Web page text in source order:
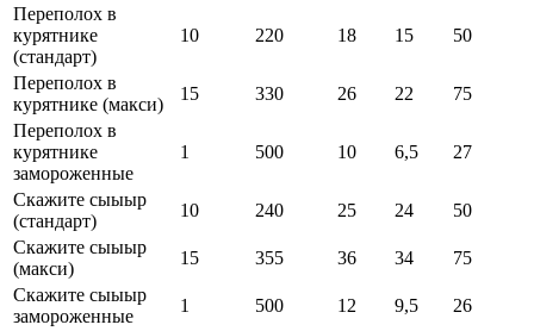
Переполох в
курятнике
(стандарт)
10 220 18 15 50
Переполох в
курятнике (макси)
15 330 26 22
75
Переполох в
курятнике
замороженные
1 500 10 6,5 27
Скажите сыыыр
(стандарт)
10 240 25 24
50
Скажите сыыыр
(макси)
15 355 36 34
75
Скажите сыыыр
замороженные
1 500 12 9,5
26